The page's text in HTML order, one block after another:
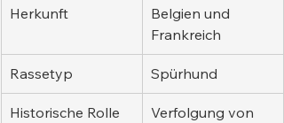
Herkunft
Belgien und
Frankreich
Rassetyp Spürhund
Historische Rolle
Verfolgung von